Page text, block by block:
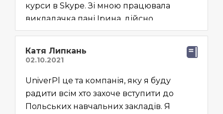
курси в Skype. Зі мною працювала
викладачка пані Ірина, дійсно
справжній професіонал, знавець мови.
Вчитель стає не тільки перевіряючим, а
й цікавим співбесідником, другом та
пророблювались(аудіювання, читання,
письмо та говоріння), граматичні теми
пояснюються доступно та до розуміння
Катя Липкань
UniverPl це та компанія, яку я буду
радити всім хто захоче вступити до
Польських навчальних закладів. Я